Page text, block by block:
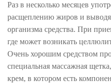
Раз в несколько месяцев
расщеплению жиров и
организма средства. При
где может возникать
Очень хорошим средством
специальная массажная
крем, в котором есть